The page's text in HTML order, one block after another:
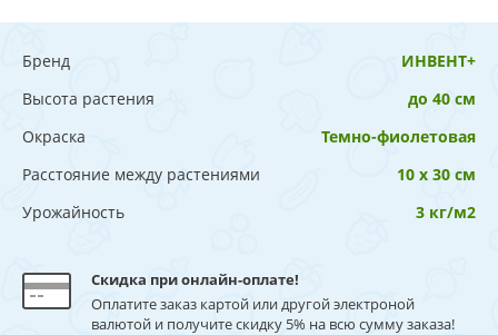
Бренд
ИНВЕНТ+
Высота растения
до 40 см
Окраска
Темно-фиолетовая
Расстояние между растениями
10 х 30 см
Урожайность
3 кг/м2
Скидка при онлайн-оплате!
Оплатите заказ картой или другой электроной
валютой и получите скидку 5% на всю сумму заказа!